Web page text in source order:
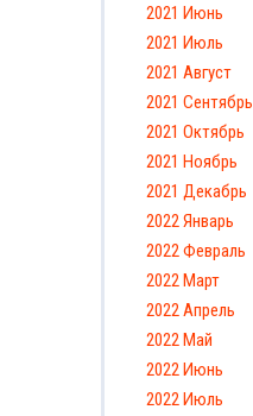
2021 Июнь
2021 Июль
2021 Август
2021 Сентябрь
2021 Октябрь
2021 Ноябрь
2021 Декабрь
2022 Январь
2022 Февраль
2022 Март
2022 Апрель
2022 Май
2022 Июнь
2022 Июль